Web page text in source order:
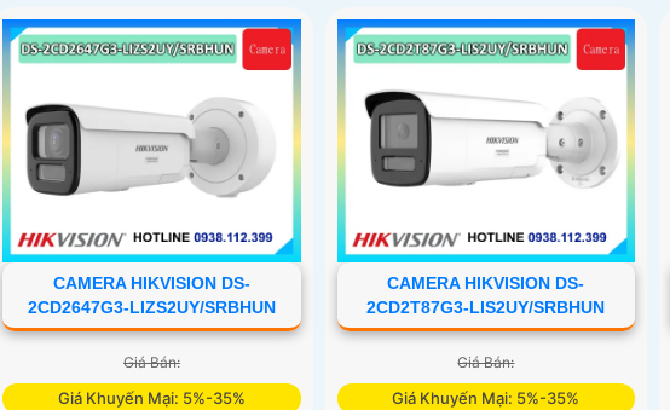
CAMERA HIKVISION DS-
2CD2647G3-LIZS2UY/SRBHUN
Giá Bán:
Giá Khuyến Mại: 5%-35%
CAMERA HIKVISION DS-
2CD2T87G3-LIS2UY/SRBHUN
Giá Bán:
Giá Khuyến Mại: 5%-35%